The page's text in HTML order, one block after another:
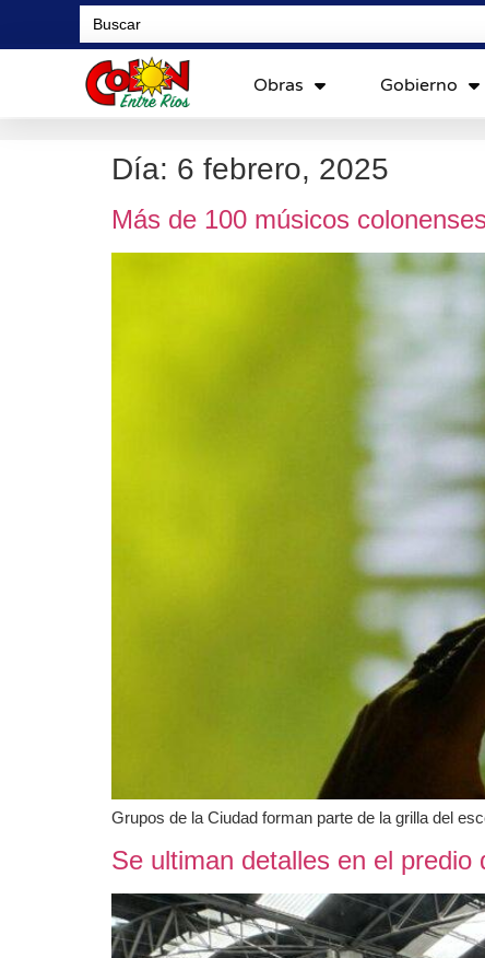
Search
for:
Obras Gobierno
Día: 6 febrero, 2025
Más de 100 músicos
Grupos de la Ciudad forman parte de la grilla del
Se ultiman detalles en el